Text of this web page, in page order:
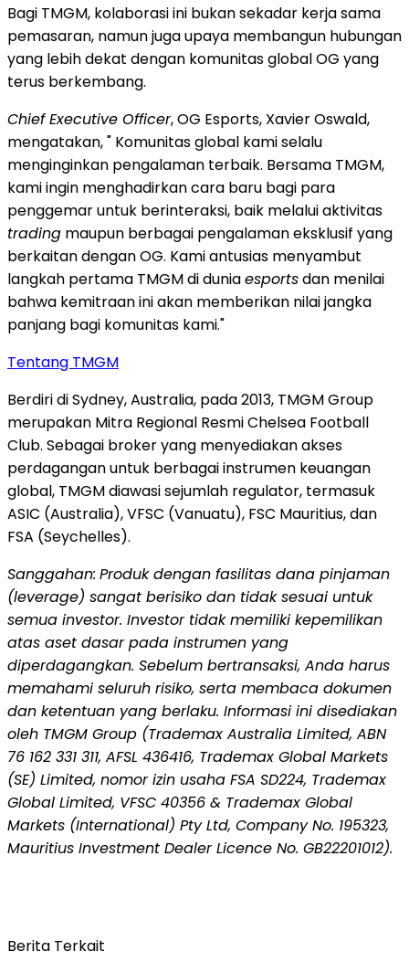
Bagi TMGM, kolaborasi ini bukan sekadar kerja sama
pemasaran, namun juga upaya membangun hubungan
yang lebih dekat dengan komunitas global OG yang
terus berkembang.
Chief Executive Officer, OG Esports, Xavier Oswald,
mengatakan, " Komunitas global kami selalu
menginginkan pengalaman terbaik. Bersama TMGM,
kami ingin menghadirkan cara baru bagi para
penggemar untuk berinteraksi, baik melalui aktivitas
trading maupun berbagai pengalaman eksklusif yang
berkaitan dengan OG. Kami antusias menyambut
langkah pertama TMGM di duniaesportsdan menilai
bahwa kemitraan ini akan memberikan nilai jangka
panjang bagi komunitas kami."
Tentang TMGM
Berdiri di Sydney, Australia, pada 2013, TMGM Group
merupakan Mitra Regional Resmi Chelsea Football
Club. Sebagai broker yang menyediakan akses
perdagangan untuk berbagai instrumen keuangan
global, TMGM diawasi sejumlah regulator, termasuk
ASIC (Australia), VFSC (Vanuatu), FSC Mauritius, dan
FSA (Seychelles).
Sanggahan: Produk dengan fasilitas dana pinjaman
(leverage) sangat berisiko dan tidak sesuai untuk
semua investor. Investor tidak memiliki kepemilikan
atas aset dasar pada instrumen yang
diperdagangkan. Sebelum bertransaksi, Anda harus
memahami seluruh risiko, serta membaca dokumen
dan ketentuan yang berlaku. Informasi ini disediakan
oleh TMGM Group (Trademax Australia Limited, ABN
76 162 331 311, AFSL 436416, Trademax Global Markets
(SE) Limited, nomor izin usaha FSA SD224, Trademax
Global Limited, VFSC 40356 & Trademax Global
Markets (International) Pty Ltd, Company No. 195323,
Mauritius Investment Dealer Licence No. GB22201012).
Berita Terkait